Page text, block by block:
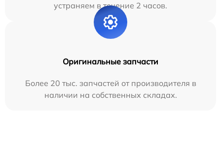
устраняем в течение 2 часов.
Оригинальные запчасти
Более 20 тыс. запчастей от производителя в
наличии на собственных складах.